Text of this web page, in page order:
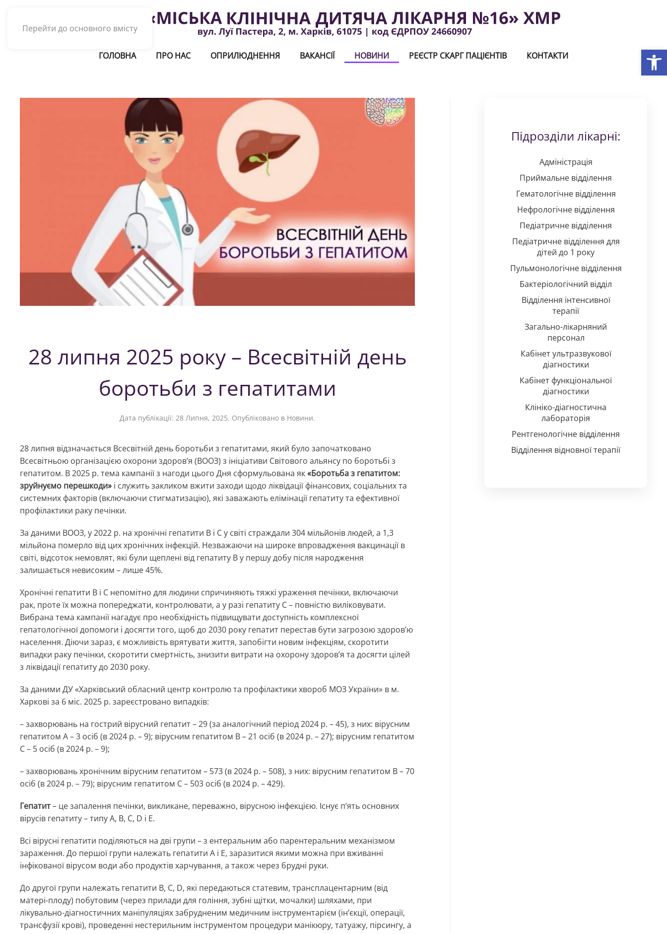
Перейти до основного вмісту
ГОЛОВНА ПРО НАС ОПРИЛЮДНЕННЯ ВАКАНСІЇ НОВИНИ РЕЄСТР СКАРГ ПАЦІЄНТІВ КОНТАКТИ
28 липня 2025 року – Всесвітній день
боротьби з гепатитами
Дата публікації: 28 Липня, 2025. Опубліковано в Новини.
28 липня відзначається Всесвітній день боротьби з гепатитами, який було започатковано
Всесвітньою організацією охорони здоров’я (ВООЗ) з ініціативи Світового альянсу по боротьбі з
гепатитом. В 2025 р. тема кампанії з нагоди цього Дня сформульована як«Боротьба з гепатитом:
зруйнуємо перешкоди» і служить закликом вжити заходи щодо ліквідації фінансових, соціальних та
системних факторів (включаючи стигматизацію), які заважають елімінації гепатиту та ефективної
профілактики раку печінки.
За даними ВООЗ, у 2022 р. на хронічні гепатити В і С у світі страждали 304 мільйонів людей, а 1,3
мільйона померло від цих хронічних інфекцій. Незважаючи на широке впровадження вакцинації в
світі, відсоток немовлят, які були щеплені від гепатиту В у першу добу після народження
залишається невисоким – лише 45%.
Хронічні гепатити В і С непомітно для людини спричиняють тяжкі ураження печінки, включаючи
рак, проте їх можна попереджати, контролювати, а у разі гепатиту С – повністю виліковувати.
Вибрана тема кампанії нагадує про необхідність підвищувати доступність комплексної
гепатологічної допомоги і досягти того, щоб до 2030 року гепатит перестав бути загрозою здоров’ю
населення. Діючи зараз, є можливість врятувати життя, запобігти новим інфекціям, скоротити
випадки раку печінки, скоротити смертність, знизити витрати на охорону здоров’я та досягти цілей
з ліквідації гепатиту до 2030 року.
За даними ДУ «Харківський обласний центр контролю та профілактики хвороб МОЗ України» в м.
Харкові за 6 міс. 2025 р. зареєстровано випадків:
– захворювань на гострий вірусний гепатит – 29 (за аналогічний період 2024 р. – 45), з них: вірусним
гепатитом А – 3 осіб (в 2024 р. – 9); вірусним гепатитом В – 21 осіб (в 2024 р. – 27); вірусним гепатитом
С – 5 осіб (в 2024 р. – 9);
– захворювань хронічним вірусним гепатитом – 573 (в 2024 р. – 508), з них: вірусним гепатитом В – 70
осіб (в 2024 р. – 79); вірусним гепатитом С – 503 осіб (в 2024 р. – 429).
Гепатит– це запалення печінки, викликане, переважно, вірусною інфекцією. Існує п’ять основних
вірусів гепатиту – типу A, B, C, D і E.
Всі вірусні гепатити поділяються на дві групи – з ентеральним або парентеральним механізмом
зараження. До першої групи належать гепатити А і Е, заразитися якими можна при вживанні
інфікованої вірусом води або продуктів харчування, а також через брудні руки.
До другої групи належать гепатити B, C, D, які передаються статевим, трансплацентарним (від
матері-плоду) побутовим (через прилади для гоління, зубні щітки, мочалки) шляхами, при
лікувально-діагностичних маніпуляціях забрудненим медичним інструментарієм (ін’єкції, операції,
трансфузії крові), проведенні нестерильним інструментом процедури манікюру, татуажу, пірсингу, а
Підрозділи лікарні:
Адміністрація
Приймальне відділення
Гематологічне відділення
Нефрологічне відділення
Педіатричне відділення
Педіатричне відділення для
дітей до 1 року
Пульмонологічне відділення
Бактеріологічний відділ
Відділення інтенсивної
терапії
Загально-лікарняний
персонал
Кабінет ультразвукової
діагностики
Кабінет функціональної
діагностики
Клініко-діагностична
лабораторія
Рентгенологічне відділення
Відділення відновної терапії